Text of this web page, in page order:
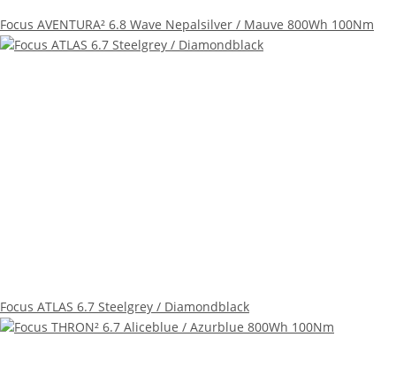
Focus AVENTURA² 6.8 Wave Nepalsilver / Mauve 800Wh 100Nm
Focus ATLAS 6.7 Steelgrey / Diamondblack